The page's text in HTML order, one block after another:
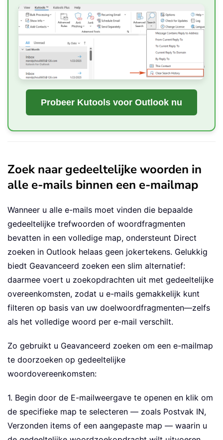
Probeer Kutools voor Outlook nu
Zoek naar gedeeltelijke woorden in
alle e-mails binnen een e-mailmap
Wanneer u alle e-mails moet vinden die bepaalde
gedeeltelijke trefwoorden of woordfragmenten
bevatten in een volledige map, ondersteunt Direct
zoeken in Outlook helaas geen jokertekens. Gelukkig
biedt Geavanceerd zoeken een slim alternatief:
daarmee voert u zoekopdrachten uit met gedeeltelijke
overeenkomsten, zodat u e-mails gemakkelijk kunt
filteren op basis van uw doelwoordfragmenten—zelfs
als het volledige woord per e-mail verschilt.
Zo gebruikt u Geavanceerd zoeken om een e-mailmap
te doorzoeken op gedeeltelijke
woordovereenkomsten:
1. Begin door de E-mailweergave te openen en klik om
de specifieke map te selecteren — zoals Postvak IN,
Verzonden items of een aangepaste map — waarin u